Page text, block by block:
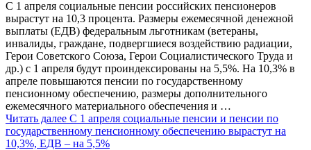
C 1 апреля социальные пенсии российских пенсионеров
вырастут на 10,3 процента. Размеры ежемесячной денежной
выплаты (ЕДВ) федеральным льготникам (ветераны,
инвалиды, граждане, подвергшиеся воздействию радиации,
Герои Советского Союза, Герои Социалистического Труда и
др.) с 1 апреля будут проиндексированы на 5,5%. На 10,3% в
апреле повышаются пенсии по государственному
пенсионному обеспечению, размеры дополнительного
ежемесячного материального обеспечения и …
Читать далее С 1 апреля социальные пенсии и пенсии по
государственному пенсионному обеспечению вырастут на
10,3%, ЕДВ – на 5,5%